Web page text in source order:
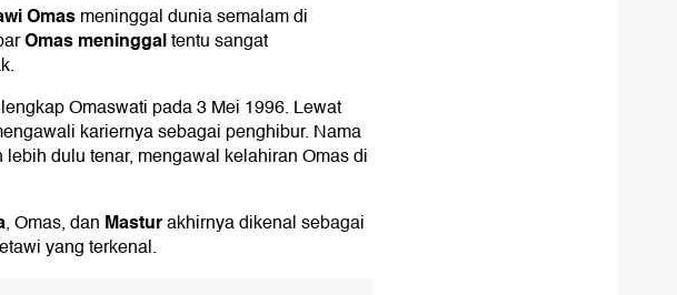
Omasmeninggal dunia semalam di
Omas meninggaltentu sangat
Omaswati pada 3 Mei 1996. Lewat
kariernya sebagai penghibur. Nama
dulu tenar, mengawal kelahiran Omas di
, Omas, dan Masturakhirnya dikenal sebagai
yang terkenal.